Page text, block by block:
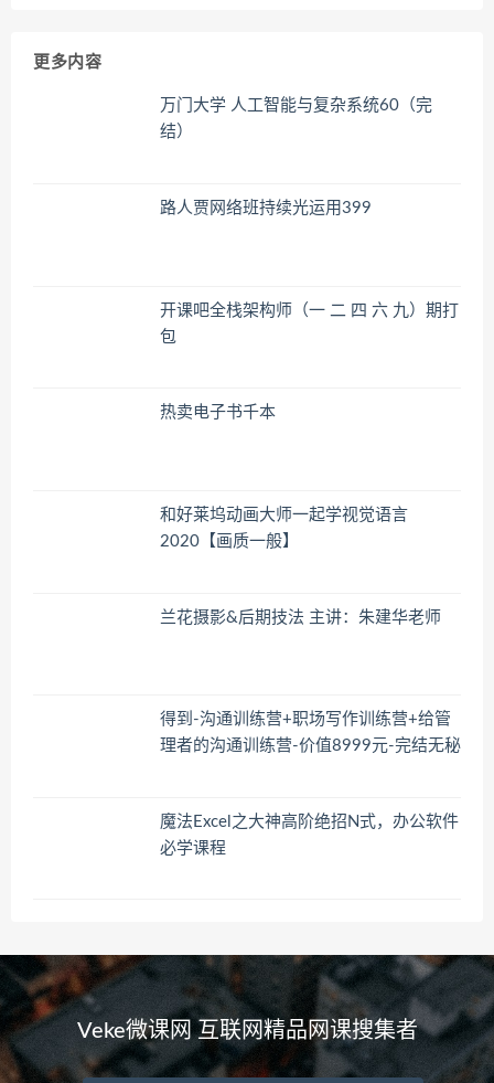
更多内容
万门大学 人工智能与复杂系统60（完
结）
路人贾网络班持续光运用399
开课吧全栈架构师（一 二 四 六 九）期打
包
热卖电子书千本
和好莱坞动画大师一起学视觉语言
2020【画质一般】
兰花摄影&后期技法 主讲：朱建华老师
得到-沟通训练营+职场写作训练营+给管
理者的沟通训练营-价值8999元-完结无秘
魔法Excel之大神高阶绝招N式，办公软件
必学课程
Veke微课网 互联网精品网课搜集者